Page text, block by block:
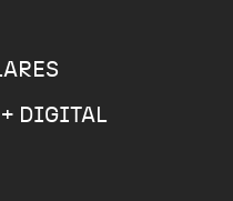
+ DIGITAL